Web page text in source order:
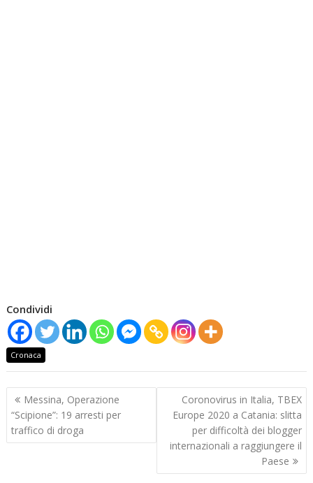
Condividi
Cronaca
Navigazione
articoli
Messina, Operazione
“Scipione”: 19 arresti per
traffico di droga
Coronovirus in Italia, TBEX
Europe 2020 a Catania: slitta
per difficoltà dei blogger
internazionali a raggiungere il
Paese